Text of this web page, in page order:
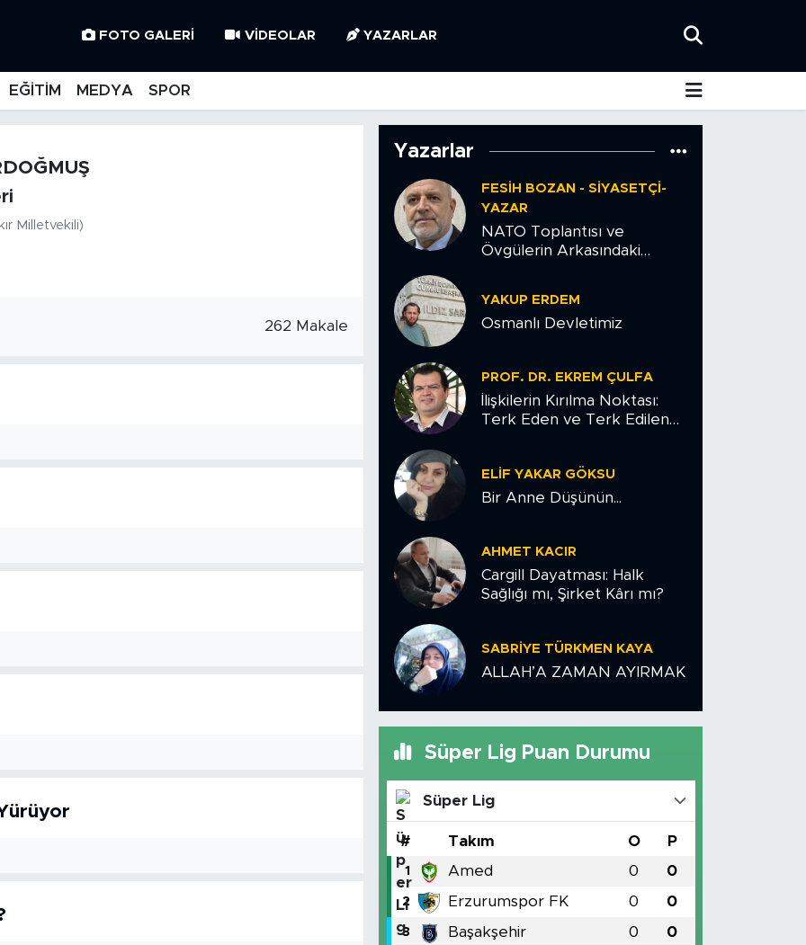
FOTO GALERI VIDEOLAR YAZARLAR
EĞİTİM MEDYA SPOR
Milletvekili)
262 Makale
Yazarlar
FESIH BOZAN - SIYASETÇI-
YAZAR
NATO Toplantısı ve
Övgülerin Arkasındaki
YAKUP ERDEM
Osmanlı Devletimiz
PROF. DR. EKREM ÇULFA
İlişkilerin Kırılma Noktası:
Terk Eden ve Terk Edilen
ELIF YAKAR GÖKSU
Bir Anne Düşünün...
AHMET KACIR
Cargill Dayatması: Halk
Sağlığı mı, Şirket Kârı mı?
SABRIYE TÜRKMEN KAYA
ALLAH’A ZAMAN AYIRMAK
Süper Lig Puan Durumu
Süper Lig
# Takım O P
1 Amed 0 0
2 Erzurumspor FK 0 0
3 Başakşehir 0 0